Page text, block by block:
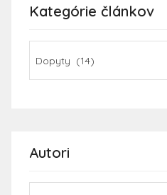
Kategórie článkov
Dopyty (14)
Autori